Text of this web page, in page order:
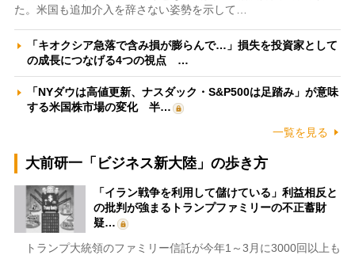
た。米国も追加介入を辞さない姿勢を示して…
「キオクシア急落で含み損が膨らんで…」損失を投資家として
の成長につなげる4つの視点 …
「NYダウは高値更新、ナスダック・S&P500は足踏み」が意味
する米国株市場の変化 半…
一覧を見る
大前研一「ビジネス新大陸」の歩き方
「イラン戦争を利用して儲けている」利益相反と
の批判が強まるトランプファミリーの不正蓄財
疑…
トランプ大統領のファミリー信託が今年1～3月に3000回以上も